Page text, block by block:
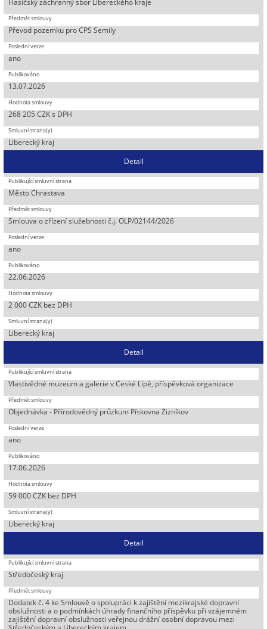
Převod pozemku pro CPS Semily
ano
13.07.2026
268 205 CZK s DPH
Liberecký kraj
Detail
Město Chrastava
Smlouva o zřízení služebnosti č.j. OLP/02144/2026
ano
22.06.2026
2 000 CZK bez DPH
Liberecký kraj
Detail
Vlastivědné muzeum a galerie v České Lípě, příspěvková organizace
Objednávka - Přírodovědný průzkum Pískovna Žizníkov
ano
17.06.2026
59 000 CZK bez DPH
Liberecký kraj
Detail
Středočeský kraj
Dodatek č. 4 ke Smlouvě o spolupráci k zajištění mezikrajské dopravní
obslužnosti a o podmínkách úhrady finančního příspěvku při vzájemném
zajištění dopravní obslužnosti veřejnou drážní osobní dopravou mezi